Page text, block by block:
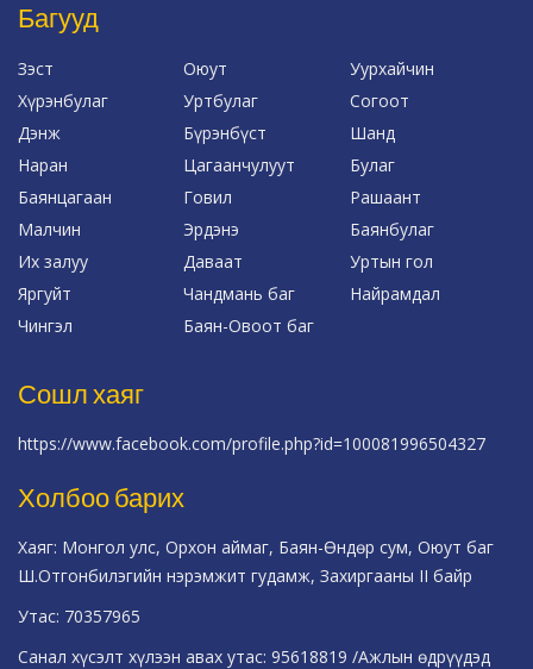
Багууд
Зэст Оюут
Уурхайчин
Хүрэнбулаг
Уртбулаг
Согоот
Дэнж
Бүрэнбүст
Шанд
Наран
Цагаанчулуут
Булаг
Баянцагаан
Говил
Рашаант
Малчин
Эрдэнэ
Баянбулаг
Их залуу
Даваат
Уртын гол
Яргуйт
Чандмань баг
Найрамдал
Чингэл
Баян-Овоот баг
Сошл хаяг
https://www.facebook.com/profile.php?id=100081996504327
Холбоо барих
Хаяг: Монгол улс, Орхон аймаг, Баян-Өндөр сум, Оюут баг
Ш.Отгонбилэгийн нэрэмжит гудамж, Захиргааны II байр
Утас: 70357965
Санал хүсэлт хүлээн авах утас: 95618819 /Ажлын өдрүүдэд